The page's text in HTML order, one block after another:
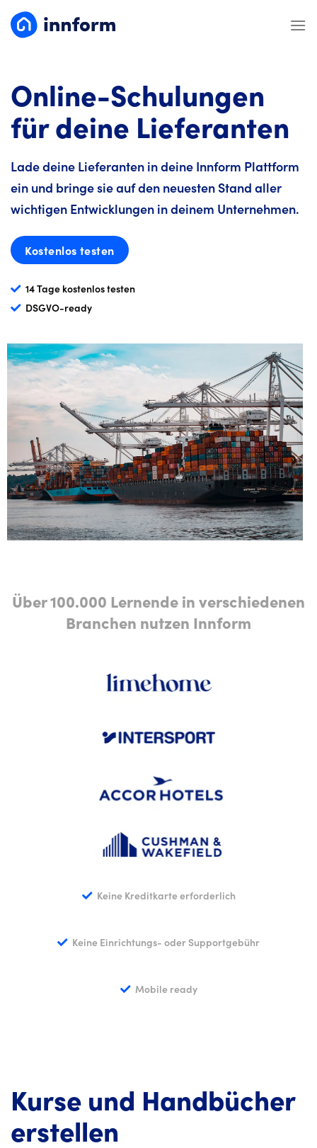
Inhalt
Online-Schulungen
für deine Lieferanten
Lade deine Lieferanten in deine Innform Plattform
ein und bringe sie auf den neuesten Stand aller
wichtigen Entwicklungen in deinem Unternehmen.
Kostenlos testen
14 Tage kostenlos testen
DSGVO-ready
Über 100.000 Lernende in verschiedenen
Branchen nutzen Innform
Keine Kreditkarte erforderlich
Keine Einrichtungs- oder Supportgebühr
Mobile ready
Kurse und Handbücher
erstellen